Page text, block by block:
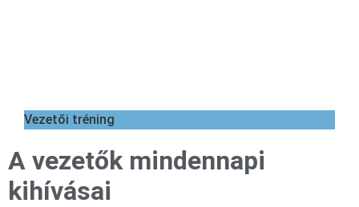
Vezetői tréning
A vezetők mindennapi
kihívásai